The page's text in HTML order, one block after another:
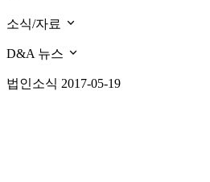
소식/자료
D&A 뉴스
법인소식 2017-05-19